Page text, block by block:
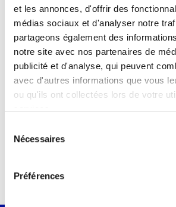
et les annonces, d'offrir des
médias sociaux et d'analyser notre
partageons également des
notre site avec nos partenaires de
publicité et d'analyse, qui peuvent
avec d'autres informations que vous
ou qu'ils ont collectées lors de votre
services.
Nécessaires
Préférences
Votre message